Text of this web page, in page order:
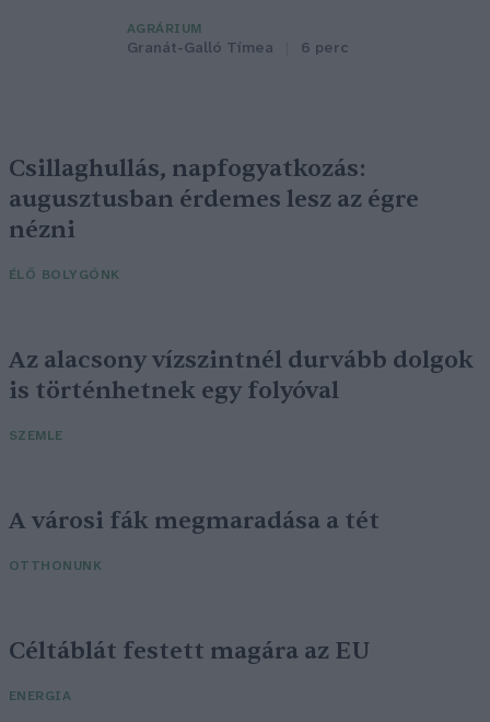
AGRÁRIUM
Granát-Galló Tímea 6 perc
Csillaghullás, napfogyatkozás:
augusztusban érdemes lesz az égre
nézni
ÉLŐ BOLYGÓNK
Az alacsony vízszintnél durvább dolgok
is történhetnek egy folyóval
SZEMLE
A városi fák megmaradása a tét
OTTHONUNK
Céltáblát festett magára az EU
ENERGIA